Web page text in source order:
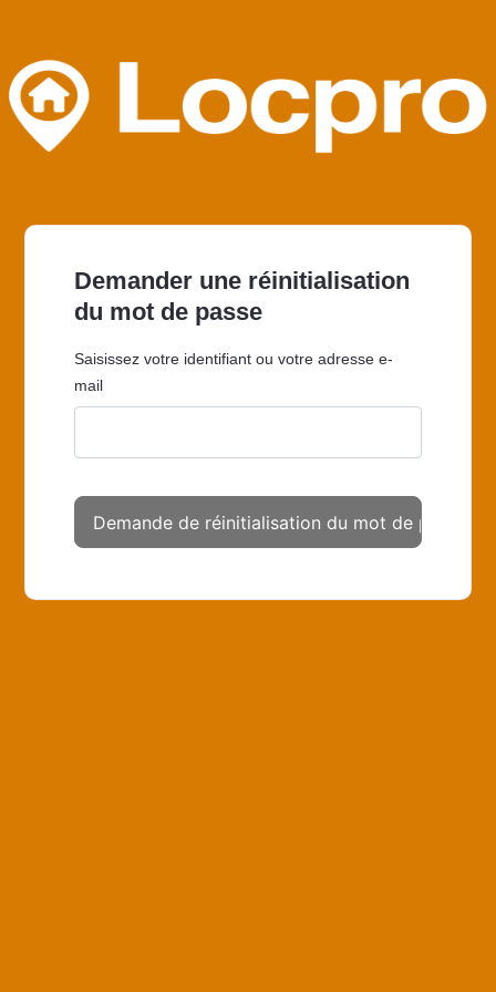
Demander une réinitialisation
du mot de passe
Saisissez votre identifiant ou votre adresse e-
mail